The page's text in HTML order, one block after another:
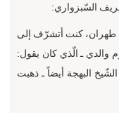
السّبزواري:
طهران، كنت أتشرّف إلى
والدي ـ الّذي كان يقول:
البهجة أيضاً ـ ذهبت